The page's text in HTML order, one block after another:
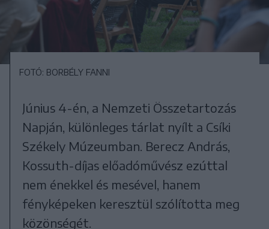
FOTÓ: BORBÉLY FANNI
Június 4-én, a Nemzeti Összetartozás
Napján, különleges tárlat nyílt a Csíki
Székely Múzeumban. Berecz András,
Kossuth-díjas előadóművész ezúttal
nem énekkel és mesével, hanem
fényképeken keresztül szólította meg
közönségét.